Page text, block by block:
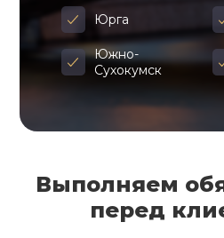
Юрга
Южно-
Сухокумск
Выполняем
перед